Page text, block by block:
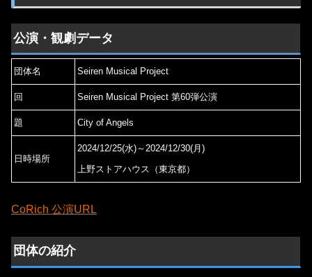
公演・観劇データ
団体名 Seiren Musical Project
回 Seiren Musical Project 第60弾公演
題 City of Angels
日時場所
2024/12/25(水)～2024/12/30(月)
上野ストアハウス（東京都）
CoRich 公演URL
団体の紹介